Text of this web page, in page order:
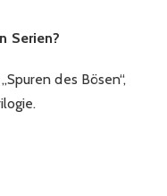
Serien?
des Bösen“,